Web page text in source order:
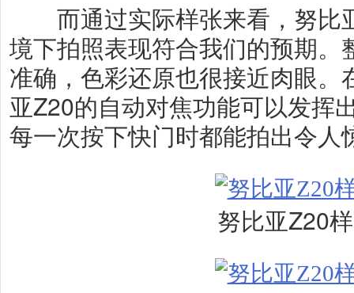
而通过实际样张来看，努比
境下拍照表现符合我们的预期。
准确，色彩还原也很接近肉眼。
亚Z20的自动对焦功能可以发挥
每一次按下快门时都能拍出令人
努比亚Z20